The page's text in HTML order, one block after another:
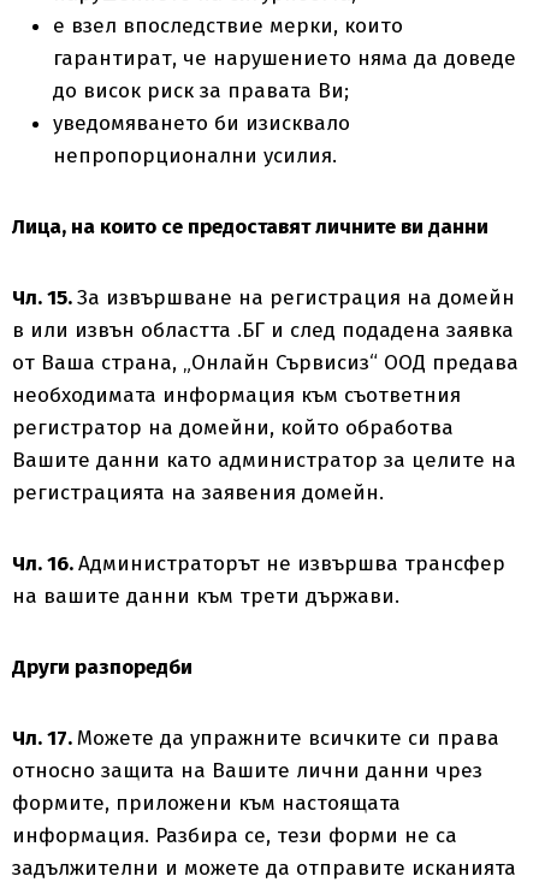
е взел впоследствие мерки, които
гарантират, че нарушението няма да доведе
до висок риск за правата Ви;
уведомяването би изисквало
непропорционални усилия.
Лица, на които се предоставят личните ви данни
Чл. 15.За извършване на регистрация на домейн
в или извън областта .БГ и след подадена заявка
от Ваша страна, „Онлайн Сървисиз“ ООД предава
необходимата информация към съответния
регистратор на домейни, който обработва
Вашите данни като администратор за целите на
регистрацията на заявения домейн.
Чл. 16.Администраторът не извършва трансфер
на вашите данни към трети държави.
Други разпоредби
Чл. 17.Можете да упражните всичките си права
относно защита на Вашите лични данни чрез
формите, приложени към настоящата
информация. Разбира се, тези форми не са
задължителни и можете да отправите исканията